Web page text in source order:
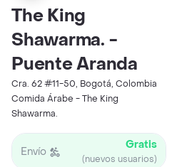
The King
Shawarma. -
Puente Aranda
Cra. 62 #11-50, Bogotá, Colombia
Comida Árabe - The King
Shawarma.
Envío Gratis
(nuevos usuarios)